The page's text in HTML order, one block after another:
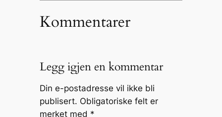
Kommentarer
Legg igjen en kommentar
Din e-postadresse vil ikke bli
publisert. Obligatoriske felt er
merket med *